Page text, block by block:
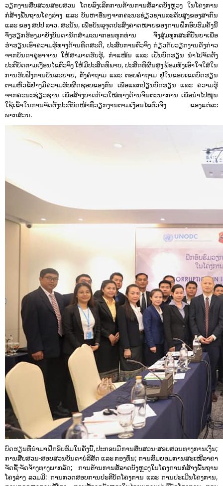
ວຽກງານສືບສວນສອບສວນ ໂດຍລົງເລິກການຕ້ານການສໍ້ລາດບັງຫຼວງ ໃນໂຄງການ
ກໍ່ສ້າງພື້ນຖານໂຄງລ່າງ ແລະ ບັນຫາອື່ນໆຈາກຄະນະຊ່ຽວຊານລະດັບສູງຂອງສາກົນ
ແລະ ຂອງ ສປປ ລາວ. ສະນັ້ນ, ເພື່ອບັນລຸຈຸດປະສົງຄາດໝາຍຂອງການຝຶກອົບຮົມຄັ້ງນີ້
ຈຶ່ງຮຽກຮ້ອງມາຍັງບັນດານັກສໍາມະນາກອນທຸກທ່ານ ຈົ່ງສຸ່ມທຸກສະຕິປັນຍາເພື່ອ
ຮໍ່າຮຽນເອົາຄວາມຮູ້ທາງດ້ານທິດສະດີ, ປະສົບການຕົວຈິງ ກ່ຽວກັບວຽກງານດັ່ງກ່າວ
ຈາກບັນດາຄູອາຈານ ໃຫ້ສາມາດຮັບຮູ້, ກໍາແໜ້ນ ແລະ ເປັນບົດຮຽນ ນໍາໄປຈັດຕັ້ງ
ປະຕິບັດຕາມເງື່ອນໄຂຕົວຈິງ ໃຫ້ມີປະສິດທິພາບ, ປະສິດທິຜົນສູງ ພ້ອມທັງເອົາໃຈໃສ່ໃນ
ການຮັບຟັງການບັນລະຍາຍ, ຕັ້ງຄໍາຖາມ ແລະ ຕອບຄໍາຖາມ ຢູ່ໃນຂອບເຂດບົດຮຽນ
ຕາມຫົວຂໍ້ຢ່າງມີຄວາມຮັບຜິດຊອບຂອງຕົນ ເພື່ອແລກປ່ຽນບົດຮຽນ ແລະ ຄວາມຮູ້
ຈາກຄະນະຊ່ຽວຊານ ເພື່ອສ້າງບາດກ້າວໃໝ່ທາງດ້ານຈິນຕະນາການ ເພື່ອນໍາໄປໜູນ
ໃຊ້ເຂົ້າໃນການຈັດຕັ້ງປະຕິບັດໜ້າທີ່ວຽກງານຕາມເງື່ອນໄຂຕົວຈິງ ຂອງແຕ່ລະ
ພາກສ່ວນ.
ບົດຮຽນທີ່ນໍາມາຝຶກອົບຮົມໃນຄັ້ງນີ້, ປະກອບມີ ການສືບສວນ-ສອບສວນທາງການເງິນ;
ການສືບສວນ-ສອບສວນບັນດາບໍລິສັດ ແລະ ກອງທຶນ; ການສົມຍອມການສະເໜີລາຄາ
ຈັດຊື້-ຈັດຈ້າງທາງພາກລັດ; ການຕ້ານການສໍ້ລາດບັງຫຼວງໃນໂຄງການກໍ່ສ້າງພື້ນຖານ
ໂຄງລ່າງ ລວມມີ: ການກວດສອບການປະຕິບັດໂຄງການ ແລະ ການປະເມີນໂຄງການ,